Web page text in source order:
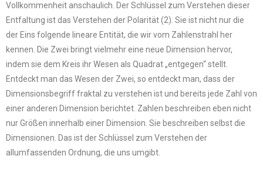
Vollkommenheit anschaulich. Der Schlüssel zum Verstehen dieser
Entfaltung ist das Verstehen der Polarität (2). Sie ist nicht nur die
der Eins folgende lineare Entität, die wir vom Zahlenstrahl her
kennen. Die Zwei bringt vielmehr eine neue Dimension hervor,
indem sie dem Kreis ihr Wesen als Quadrat „entgegen“ stellt.
Entdeckt man das Wesen der Zwei, so entdeckt man, dass der
Dimensionsbegriff fraktal zu verstehen ist und bereits jede Zahl von
einer anderen Dimension berichtet. Zahlen beschreiben eben nicht
nur Größen innerhalb einer Dimension. Sie beschreiben selbst die
Dimensionen. Das ist der Schlüssel zum Verstehen der
allumfassenden Ordnung, die uns umgibt.